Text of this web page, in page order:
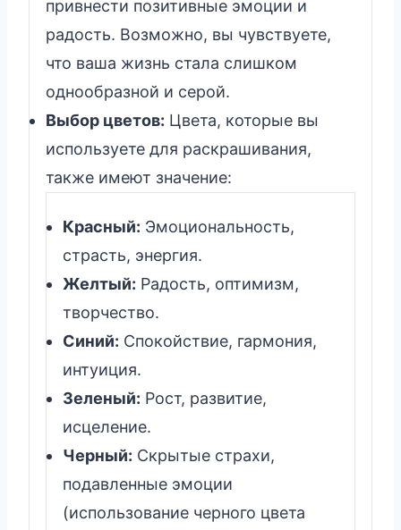
привнести позитивные эмоции и
радость. Возможно, вы чувствуете,
что ваша жизнь стала слишком
однообразной и серой.
Выбор цветов: Цвета, которые вы
используете для раскрашивания,
также имеют значение:
Красный: Эмоциональность,
страсть, энергия.
Желтый: Радость, оптимизм,
творчество.
Синий: Спокойствие, гармония,
интуиция.
Зеленый: Рост, развитие,
исцеление.
Черный: Скрытые страхи,
подавленные эмоции
(использование черного цвета